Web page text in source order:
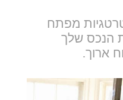
מפתח
הנכס שלך
ארוך.